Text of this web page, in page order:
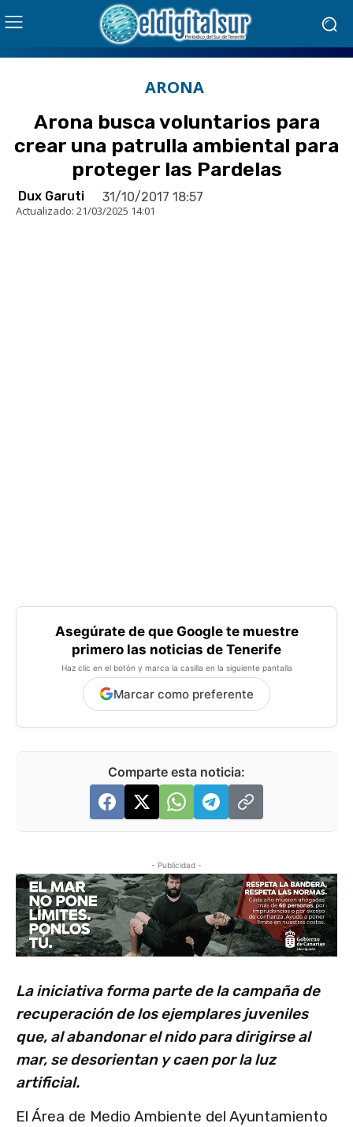
ARONA
Arona busca voluntarios para
crear una patrulla ambiental para
proteger las Pardelas
Dux Garuti 31/10/2017 18:57
Actualizado: 21/03/2025 14:01
Asegúrate de que Google te muestre
primero las noticias de Tenerife
Haz clic en el botón y marca la casilla en la siguiente pantalla
Marcar como preferente
Comparte esta noticia:
- Publicidad -
La iniciativa forma parte de la campaña de
recuperación de los ejemplares juveniles
que, al abandonar el nido para dirigirse al
mar, se desorientan y caen por la luz
artificial.
El Área de Medio Ambiente del Ayuntamiento